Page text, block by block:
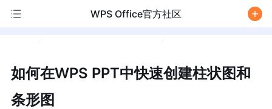
WPS Office官方社区
如何在WPS PPT中快速创建柱状图和
条形图